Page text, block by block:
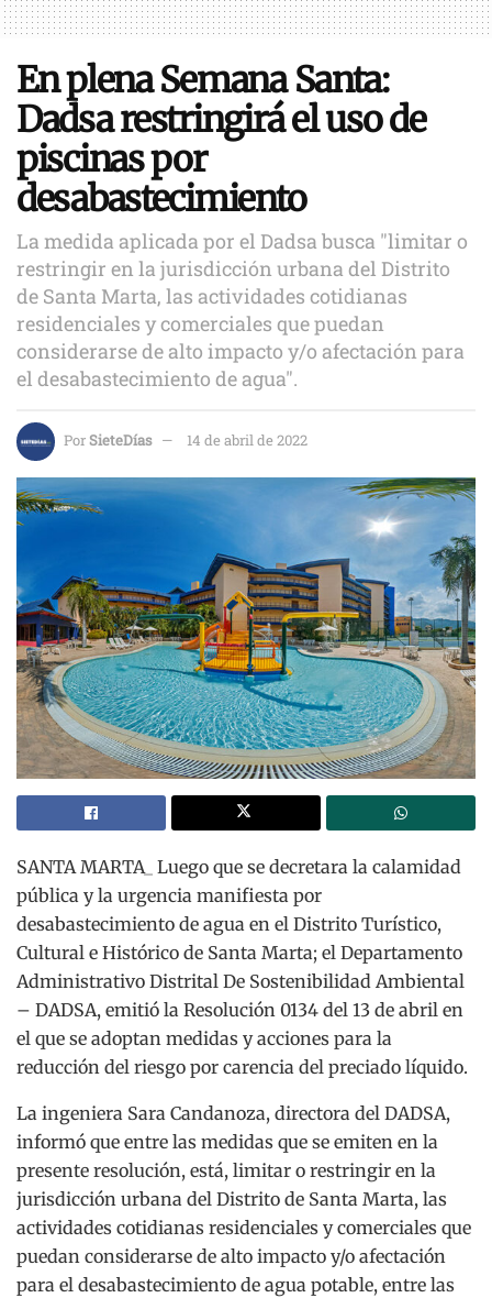
En plena Semana Santa:
Dadsa restringirá el uso de
piscinas por
desabastecimiento
La medida aplicada por el Dadsa busca "limitar o
restringir en la jurisdicción urbana del Distrito
de Santa Marta, las actividades cotidianas
residenciales y comerciales que puedan
considerarse de alto impacto y/o afectación para
el desabastecimiento de agua".
PorSieteDías 14 de abril de 2022
SANTA MARTA_ Luego que se decretara la calamidad
pública y la urgencia manifiesta por
desabastecimiento de agua en el Distrito Turístico,
Cultural e Histórico de Santa Marta; el Departamento
Administrativo Distrital De Sostenibilidad Ambiental
– DADSA, emitió la Resolución 0134 del 13 de abril en
el que se adoptan medidas y acciones para la
reducción del riesgo por carencia del preciado líquido.
La ingeniera Sara Candanoza, directora del DADSA,
informó que entre las medidas que se emiten en la
presente resolución, está, limitar o restringir en la
jurisdicción urbana del Distrito de Santa Marta, las
actividades cotidianas residenciales y comerciales que
puedan considerarse de alto impacto y/o afectación
para el desabastecimiento de agua potable, entre las